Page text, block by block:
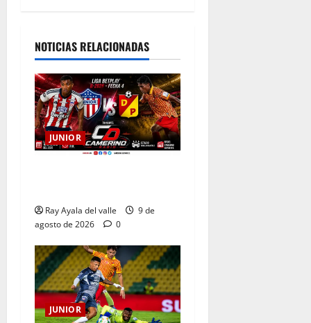
NOTICIAS RELACIONADAS
JUNIOR
Ray Ayala del valle
9 de
agosto de 2026
0
JUNIOR